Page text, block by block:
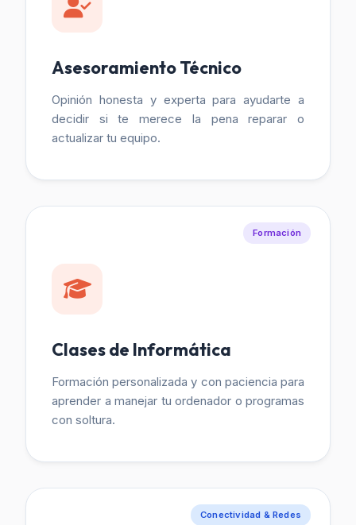
Asesoramiento Técnico
Opinión honesta y experta para ayudarte a
decidir si te merece la pena reparar o
actualizar tu equipo.
Formación
Clases de Informática
Formación personalizada y con paciencia para
aprender a manejar tu ordenador o programas
con soltura.
Conectividad & Redes